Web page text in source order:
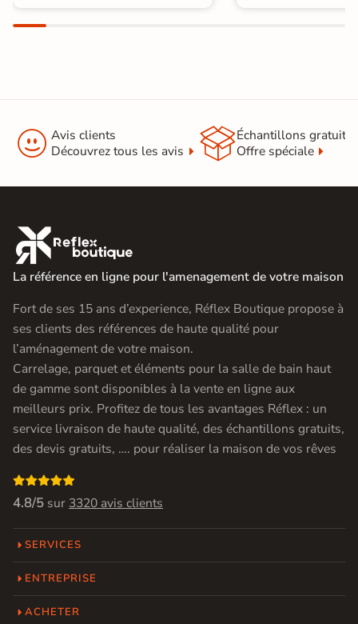
 Avis clients
Découvrez tous les avis
Échantillons gratuit
Offre spéciale

La référence en ligne pour l'amenagement de votre maison
Fort de ses 15 ans d’experience, Réflex Boutique propose à
ses clients des références de haute qualité pour
l’aménagement de votre maison.
Carrelage, parquet et éléments pour la salle de bain haut
de gamme sont disponibles à la vente en ligne aux
meilleurs prix. Profitez de tous les avantages Réflex : un
service livraison de haute qualité, des échantillons gratuits,
des devis gratuits, …. pour réaliser la maison de vos rêves

4.8/5 sur 3320 avis clients
SERVICES
ENTREPRISE
ACHETER